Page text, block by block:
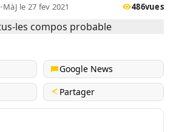
•MàJ le 27 fev 2021 486vues
Google News
Partager